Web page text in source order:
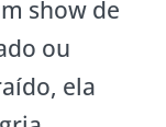
show de
ou
ela